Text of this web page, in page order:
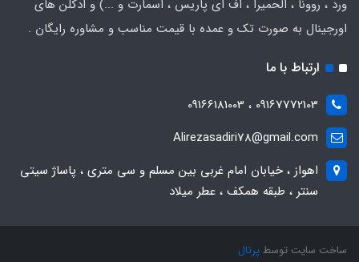
ورد ، روونا ، الحمیرا ، اف ای پاریس ، اسمارت و ...) و ادکلن های
اورجینال به صورت تک و عمده با قیمت مناسب و مشاوره رایگان .
ارتباط با ما
09167772103 ، 09166181003
Alirezasadiri78@gmail.com
اهواز ، خیابان امام غربی بین مسلم و سی متری ، پاساژ سیتی
سنتر ، طبقه همکف ، عطر میلاد
ساخت سایت توسطپرتال